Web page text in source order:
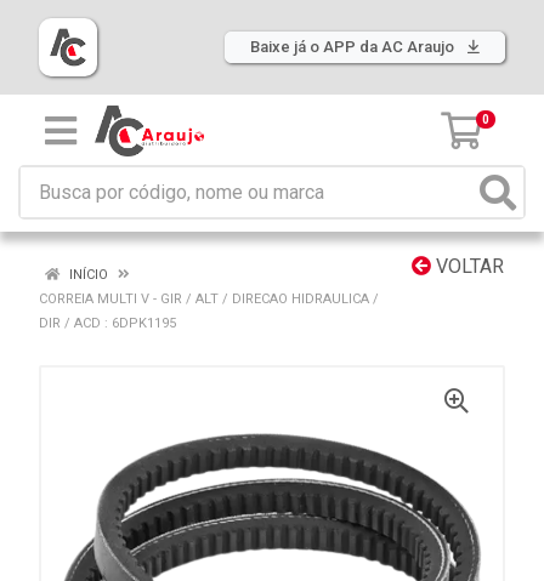
Baixe já o APP da AC Araujo
0
VOLTAR
INÍCIO
CORREIA MULTI V - GIR / ALT / DIRECAO HIDRAULICA /
DIR / ACD : 6DPK1195